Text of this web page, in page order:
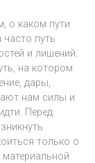
о каком пути
путь
и лишений:
на котором
дары,
нам силы и
Перед
только о